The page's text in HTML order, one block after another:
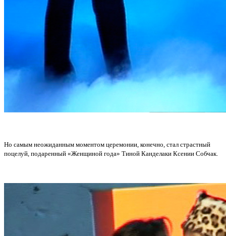
Но самым неожиданным моментом церемонии, конечно, стал страстный
поцелуй, подаренный «Женщиной года» Тиной Канделаки Ксении Собчак.